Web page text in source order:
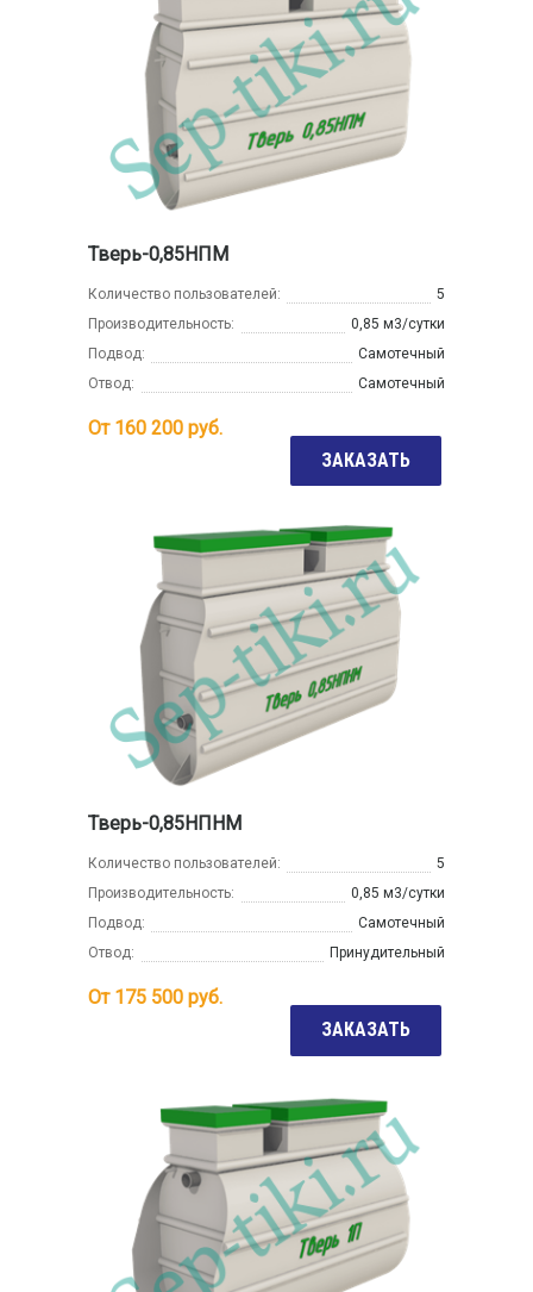
Тверь-0,85НПМ
Количество пользователей:
5
Производительность:
0,85 м3/сутки
Подвод:
Самотечный
Отвод:
Самотечный
От 160 200 руб.
ЗАКАЗАТЬ
Тверь-0,85НПНМ
Количество пользователей:
5
Производительность:
0,85 м3/сутки
Подвод:
Самотечный
Отвод:
Принудительный
От 175 500 руб.
ЗАКАЗАТЬ